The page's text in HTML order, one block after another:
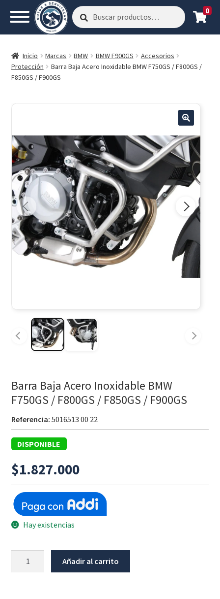
Buscar
por:
Buscar 0
Inicio Marcas BMW BMW F900GS
Accesorios
Protección
Barra Baja Acero Inoxidable BMW F750GS / F800GS /
F850GS / F900GS
Barra Baja Acero Inoxidable BMW
F750GS / F800GS / F850GS / F900GS
Referencia: 5016513 00 22
DISPONIBLE
$1.827.000
Hay existencias
Añadir al carrito